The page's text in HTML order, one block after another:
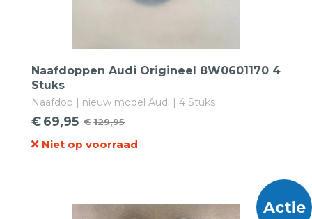
Naafdoppen Audi Origineel 8W0601170 4
Stuks
Naafdop | nieuw model Audi | 4 Stuks
€129,95
Oorspronkelijke
prijs
€69,95
Huidige
prijs
Niet op voorraad
Actie